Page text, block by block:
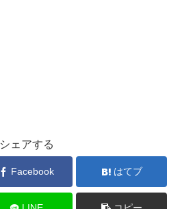
シェアする
Facebook はてブ